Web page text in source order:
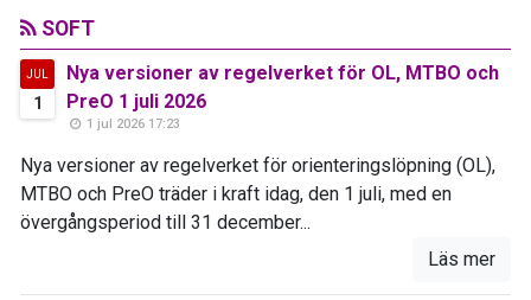
SOFT
JUL
1
Nya versioner av regelverket för OL, MTBO och
PreO 1 juli 2026
1 jul 2026 17:23
Nya versioner av regelverket för orienteringslöpning (OL),
MTBO och PreO träder i kraft idag, den 1 juli, med en
övergångsperiod till 31 december...
Läs mer